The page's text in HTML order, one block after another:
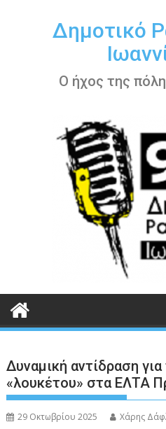
περιεχόμενοΔημοτικό
Ο ήχος της
Δυναμική αντίδραση
«λουκέτου» στα ΕΛΤΑ
29 Οκτωβρίου 2025 Χάρης